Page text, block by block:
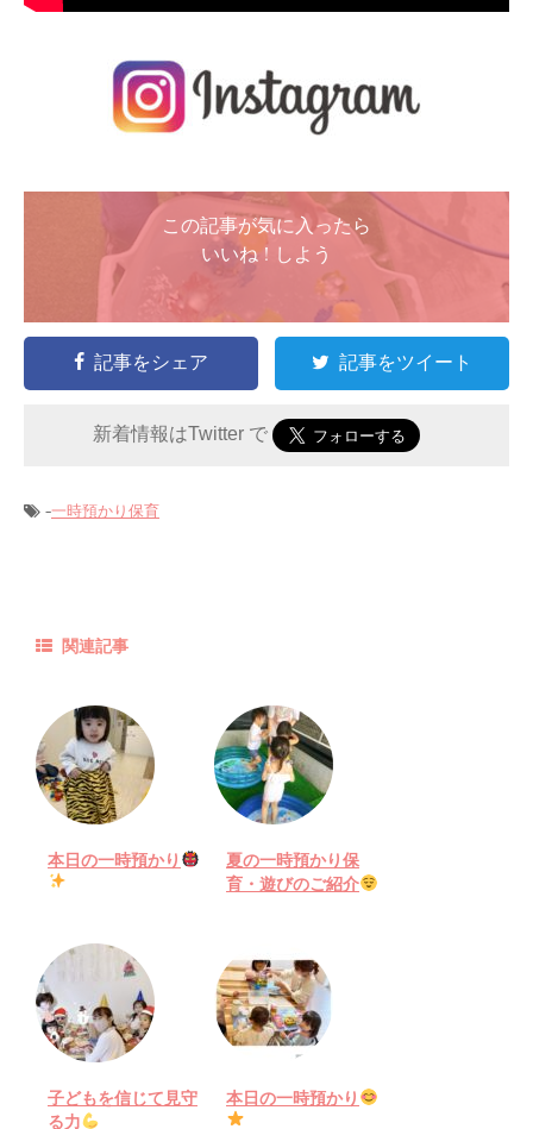
この記事が気に入ったら
いいね ! しよう
記事をシェア 記事をツイート
新着情報はTwitter で
-一時預かり保育
関連記事
本日の一時預かり
夏の一時預かり保
育・遊びのご紹介
子どもを信じて見守
る力
本日の一時預かり